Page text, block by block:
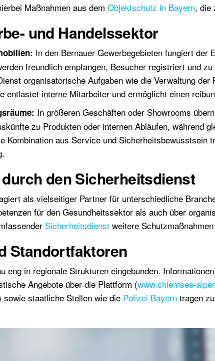
Maßnahmen aus dem Objektschutz in Bayern, die
und Handelssektor
In den Bernauer Gewerbegebieten fungiert
freundlich empfangen, Besucher registriert und
organisatorische Aufgaben wie die Verwaltung
interne Mitarbeiter und ermöglicht einen
In größeren Geschäften oder Showrooms
zu Produkten oder internen Abläufen, während
Kombination aus Service und Sicherheitsbewusstsein
den Sicherheitsdienst
als vielseitiger Partner für unterschiedliche
für den Gesundheitssektor als auch über
Sicherheitsdienst weitere
Standortfaktoren
in regionale Strukturen eingebunden.
Angebote über die Plattform (www.chiemsee-
sowie staatliche Stellen wie die Polizei Bayern tragen